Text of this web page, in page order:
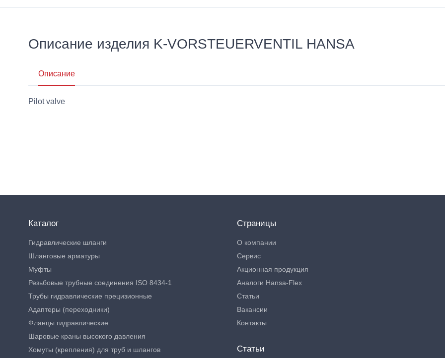
Описание изделия K-VORSTEUERVENTIL HANSA
Описание
Pilot valve
Каталог
Гидравлические шланги
Шланговые арматуры
Муфты
Резьбовые трубные соединения ISO 8434-1
Трубы гидравлические прецизионные
Адаптеры (переходники)
Фланцы гидравлические
Шаровые краны высокого давления
Хомуты (крепления) для труб и шлангов
Страницы
О компании
Сервис
Акционная продукция
Аналоги Hansa-Flex
Статьи
Вакансии
Контакты
Статьи